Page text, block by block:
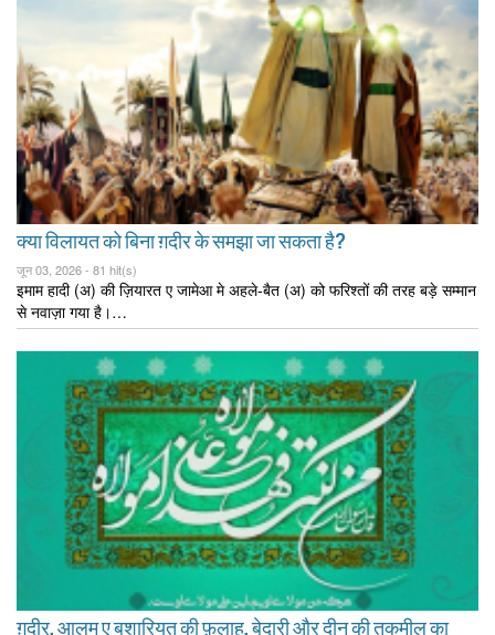
क्या विलायत को बिना ग़दीर के समझा जा सकता है?
जून 03, 2026 - 81 hit(s)
इमाम हादी (अ) की ज़ियारत ए जामेआ मे अहले-बैत (अ) को फरिश्तों की तरह बड़े सम्मान
से नवाज़ा गया है।…
ग़दीर, आलम ए बशारियत की फ़लाह, बेदारी और दीन की तकमील का